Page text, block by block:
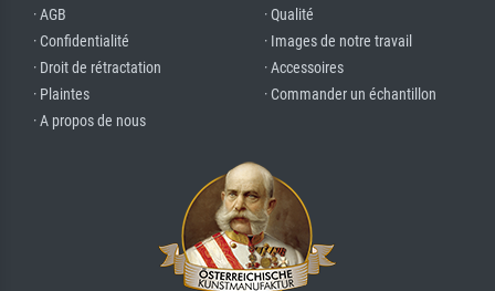
· AGB
· Confidentialité
· Droit de rétractation
· Plaintes
· A propos de nous
· Qualité
· Images de notre travail
· Accessoires
· Commander un échantillon